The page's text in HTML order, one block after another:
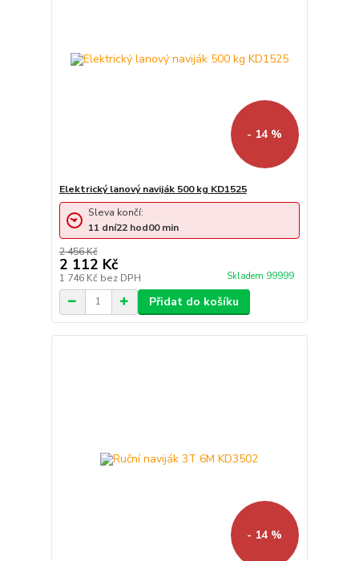
- 14 %
Elektrický lanový naviják 500 kg KD1525
2 456 Kč
2 112 Kč
1 746 Kč bez DPH Skladem 99999
Sleva končí:
11 dní22 hod00min
Přidat do košíku
- 14 %